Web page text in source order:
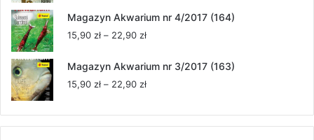
od
Magazyn Akwarium nr 4/2017 (164)
15,90 zł – 22,90 złZakres
od
Magazyn Akwarium nr 3/2017 (163)
15,90 zł – 22,90 złZakres
od
15,90 zł